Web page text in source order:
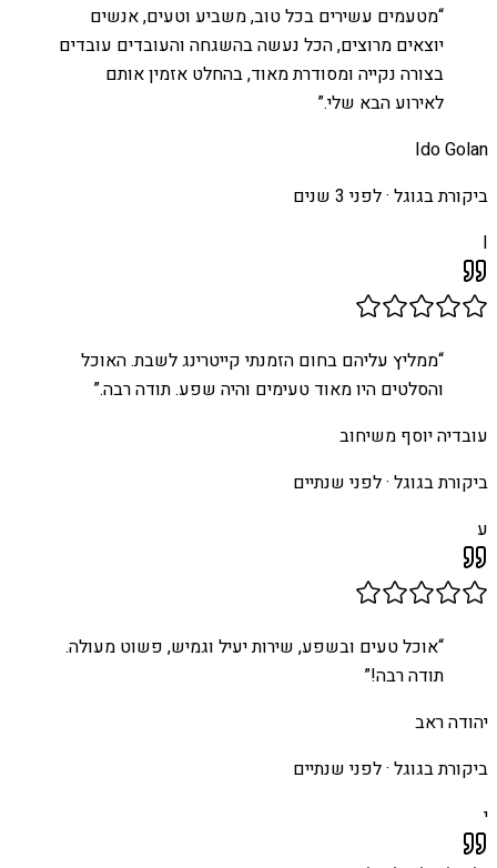
“מטעמים עשירים בכל טוב, משביע וטעים, אנשים
יוצאים מרוצים, הכל נעשה בהשגחה והעובדים עובדים
בצורה נקייה ומסודרת מאוד, בהחלט אזמין אותם
לאירוע הבא שלי.”
Ido Golan
ביקורת בגוגל ·לפני 3 שנים
I
“ממליץ עליהם בחום הזמנתי קייטרינג לשבת. האוכל
והסלטים היו מאוד טעימים והיה שפע. תודה רבה.”
עובדיה יוסף משיחוב
ביקורת בגוגל ·לפני שנתיים
ע
“אוכל טעים ובשפע, שירות יעיל וגמיש, פשוט מעולה.
תודה רבה!”
יהודה ראב
ביקורת בגוגל ·לפני שנתיים
י